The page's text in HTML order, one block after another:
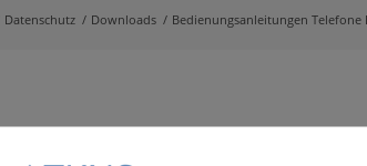
Datenschutz / Downloads / Bedienungsanleitungen Telefone